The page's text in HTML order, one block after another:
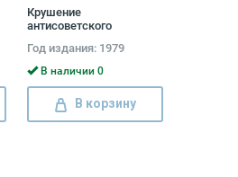
Крушение
антисоветского
(комплект из 2 книг)
Давид Голинков
Год издания: 1979
В наличии 0
В корзину